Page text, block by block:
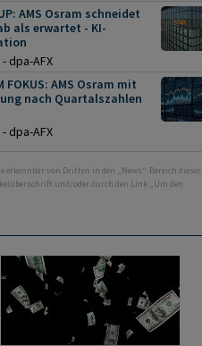
AMS Osram schneidet
als erwartet - KI-
dpa-AFX
FOKUS: AMS Osram mit
nach Quartalszahlen
dpa-AFX
erkennbar von Dritten in den „News“-Bereich dieser
und/oder durch den Link „Um den